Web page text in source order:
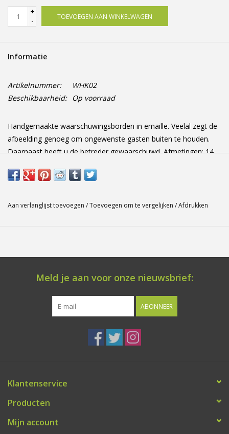
+
-
TOEVOEGEN AAN WINKELWAGEN
Informatie
Artikelnummer:
WHK02
Beschikbaarheid: Op voorraad
Handgemaakte waarschuwingsborden in emaille. Veelal zegt de
afbeelding genoeg om ongewenste gasten buiten te houden.
Daarnaast heeft u de betreder gewaarschuwd. Afmetingen: 14
Aan verlanglijst toevoegen /Toevoegen om te vergelijken /Afdrukken
Meld je aan voor onze nieuwsbrief:
ABONNEER
Klantenservice
Producten
Mijn account